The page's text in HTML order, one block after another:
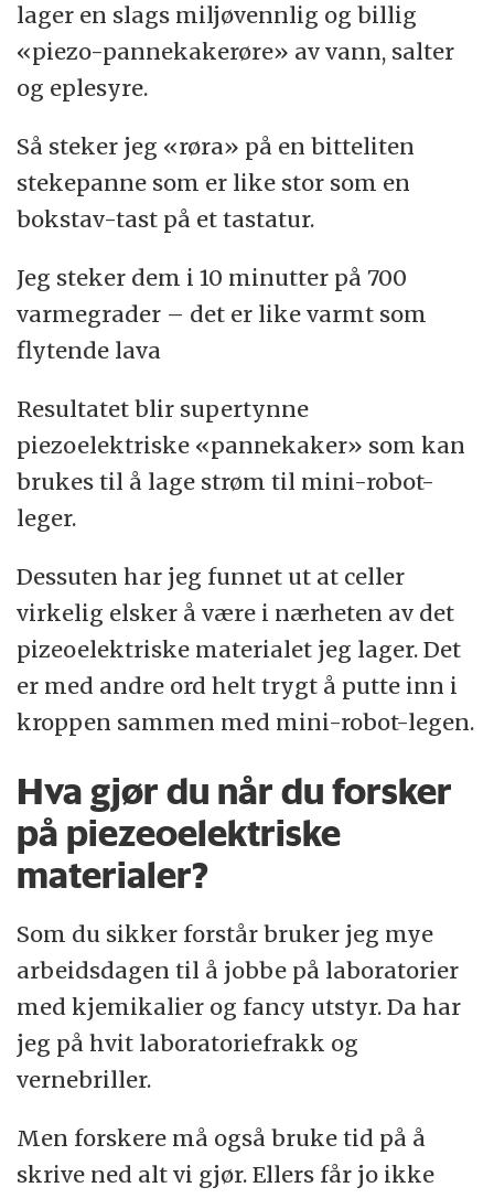
lager en slags miljøvennlig og billig
«piezo-pannekakerøre» av vann, salter
og eplesyre.
Så steker jeg «røra» på en bitteliten
stekepanne som er like stor som en
bokstav-tast på et tastatur.
Jeg steker dem i 10 minutter på 700
varmegrader – det er like varmt som
flytende lava
Resultatet blir supertynne
piezoelektriske «pannekaker» som kan
brukes til å lage strøm til mini-robot-
leger.
Dessuten har jeg funnet ut at celler
virkelig elsker å være i nærheten av det
pizeoelektriske materialet jeg lager. Det
er med andre ord helt trygt å putte inn i
kroppen sammen med mini-robot-legen.
Hva gjør du når du forsker
på piezeoelektriske
materialer?
Som du sikker forstår bruker jeg mye
arbeidsdagen til å jobbe på laboratorier
med kjemikalier og fancy utstyr. Da har
jeg på hvit laboratoriefrakk og
vernebriller.
Men forskere må også bruke tid på å
skrive ned alt vi gjør. Ellers får jo ikke